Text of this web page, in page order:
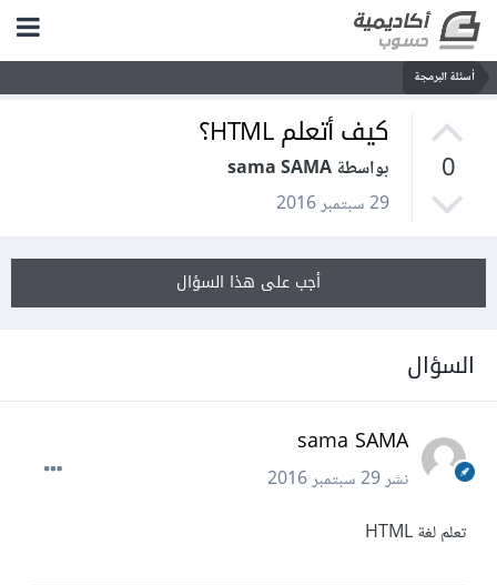
أسئلة البرمجة
0
كيف أتعلم HTML؟
بواسطة sama SAMA
29 سبتمبر 2016
أجب على هذا السؤال
السؤال
sama SAMA
نشر29 سبتمبر 2016
تعلم لغة HTML